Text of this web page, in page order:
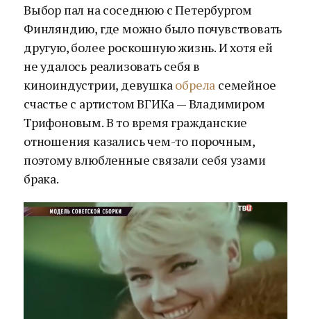
Выбор пал на соседнюю с Петербургом
Финляндию, где можно было почувствовать
другую, более роскошную жизнь. И хотя ей
не удалось реализовать себя в
киноиндустрии, девушкаобрела семейное
счастье с артистом ВГИКа — Владимиром
Трифоновым. В то время гражданские
отношения казались чем-то порочным,
поэтому влюбленные связали себя узами
брака.